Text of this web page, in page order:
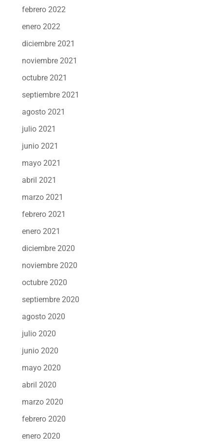
febrero 2022
enero 2022
diciembre 2021
noviembre 2021
octubre 2021
septiembre 2021
agosto 2021
julio 2021
junio 2021
mayo 2021
abril 2021
marzo 2021
febrero 2021
enero 2021
diciembre 2020
noviembre 2020
octubre 2020
septiembre 2020
agosto 2020
julio 2020
junio 2020
mayo 2020
abril 2020
marzo 2020
febrero 2020
enero 2020